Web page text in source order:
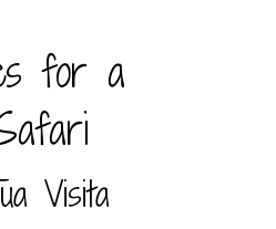
for a
Visita